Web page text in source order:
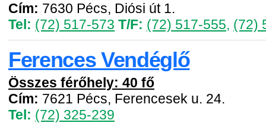
Cím: 7630 Pécs, Diósi út 1.
Tel: (72) 517-573 T/F: (72) 517-555, (72)
Ferences Vendéglő
Összes férőhely: 40 fő
Cím: 7621 Pécs, Ferencesek u. 24.
Tel: (72) 325-239